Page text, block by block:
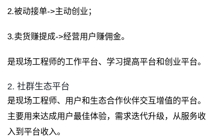
2.被动接单->主动创业；
3.卖货赚提成->经营用户赚佣金。
是现场工程师的工作平台、学习提高平台和创业平台。
2. 社群生态平台
是现场工程师、用户和生态合作伙伴交互增值的平台。
主要用来达成用户最佳体验，需求迭代升级，从服务收
入到平台收入。